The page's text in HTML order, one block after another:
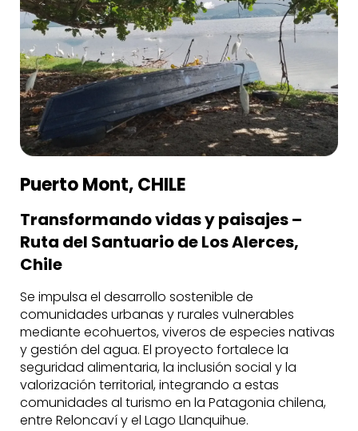
Puerto Mont, CHILE
Transformando vidas y paisajes –
Ruta del Santuario de Los Alerces,
Chile
Se impulsa el desarrollo sostenible de
comunidades urbanas y rurales vulnerables
mediante ecohuertos, viveros de especies nativas
y gestión del agua. El proyecto fortalece la
seguridad alimentaria, la inclusión social y la
valorización territorial, integrando a estas
comunidades al turismo en la Patagonia chilena,
entre Reloncaví y el Lago Llanquihue.